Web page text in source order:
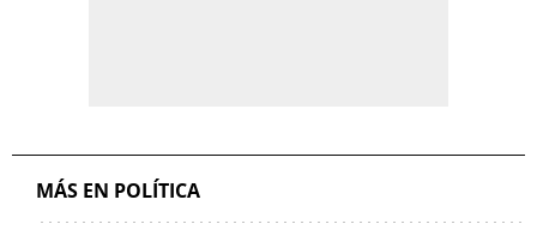
MÁS EN POLÍTICA